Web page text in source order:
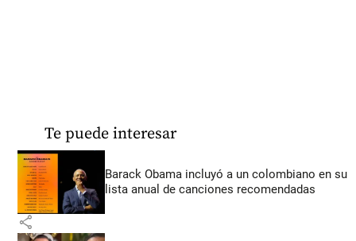
Te puede interesar
Barack Obama incluyó a un colombiano en su
lista anual de canciones recomendadas
share